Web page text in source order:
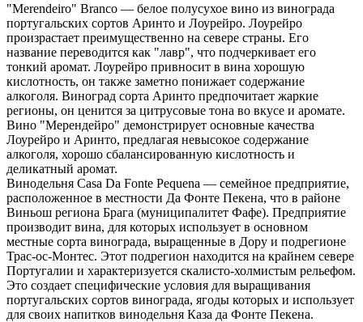
"Merendeiro" Branco — белое полусухое вино из винограда
португальских сортов Аринто и Лоурейро. Лоурейро
произрастает преимущественно на севере страны. Его
название переводится как "лавр", что подчеркивает его
тонкий аромат. Лоурейро привносит в вина хорошую
кислотность, он также заметно понижает содержание
алкоголя. Виноград сорта Аринто предпочитает жаркие
регионы, он ценится за цитрусовые тона во вкусе и аромате.
Вино "Мерендейро" демонстрирует основные качества
Лоурейро и Аринто, предлагая невысокое содержание
алкоголя, хорошо сбалансированную кислотность и
деликатный аромат.
Винодельня Casa Da Fonte Pequena — семейное предприятие,
расположенное в местности Да Фонте Пекена, что в районе
Виньош региона Брага (муниципалитет Фафе). Предприятие
производит вина, для которых использует в основном
местные сорта винограда, выращенные в Дору и подрегионе
Трас-ос-Монтес. Этот подрегион находится на крайнем севере
Португалии и характеризуется скалисто-холмистым рельефом.
Это создает специфические условия для выращивания
португальских сортов винограда, ягоды которых и использует
для своих напитков винодельня Каза да Фонте Пекена.